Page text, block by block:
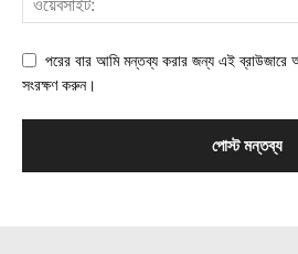
পরের বার আমি মন্তব্য করার জন্য এই ব্রাউজারে
সংরক্ষণ করুন।